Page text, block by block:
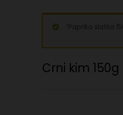
“Paprika slatka
Crni kim 150g